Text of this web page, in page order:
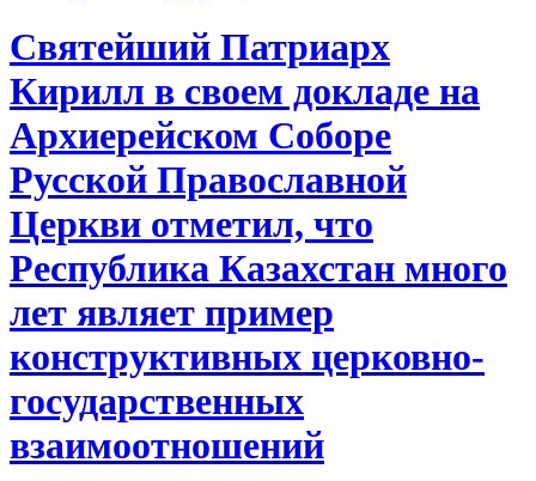
Святейший Патриарх
Кирилл в своем докладе на
Архиерейском Соборе
Русской Православной
Церкви отметил, что
Республика Казахстан много
лет являет пример
конструктивных церковно-
государственных
взаимоотношений